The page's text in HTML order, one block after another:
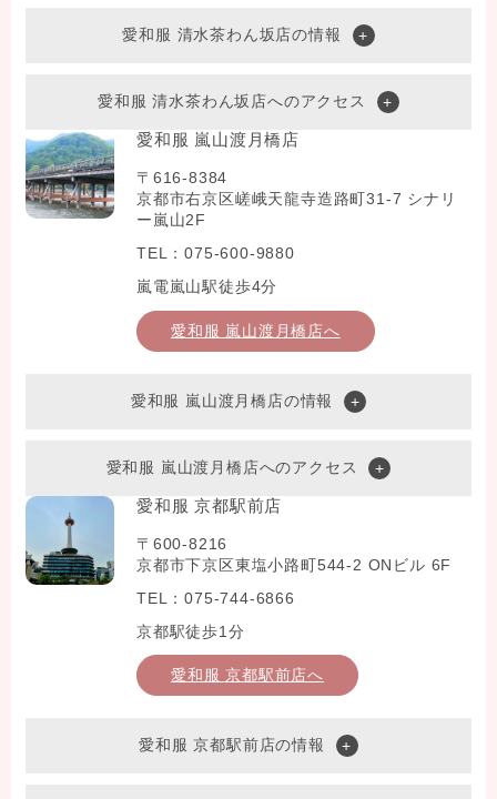
愛和服 清水茶わん坂店の情報
愛和服 清水茶わん坂店へのアクセス
愛和服 嵐山渡月橋店
〒616-8384
京都市右京区嵯峨天龍寺造路町31-7 シナリ
ー嵐山2F
TEL：075-600-9880
嵐電嵐山駅徒歩4分
愛和服 嵐山渡月橋店へ
愛和服 嵐山渡月橋店の情報
愛和服 嵐山渡月橋店へのアクセス
愛和服 京都駅前店
〒600-8216
京都市下京区東塩小路町544-2 ONビル 6F
TEL：075-744-6866
京都駅徒歩1分
愛和服 京都駅前店へ
愛和服 京都駅前店の情報